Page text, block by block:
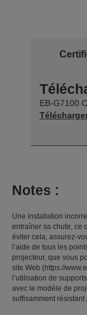
EB-G7100
Notes :
Une installation
entraîner sa chute, ce
éviter cela, assurez-
l’aide de tous les
projecteur, que vous
site Web (https://
l’utilisation de
avec le modèle de
suffisamment